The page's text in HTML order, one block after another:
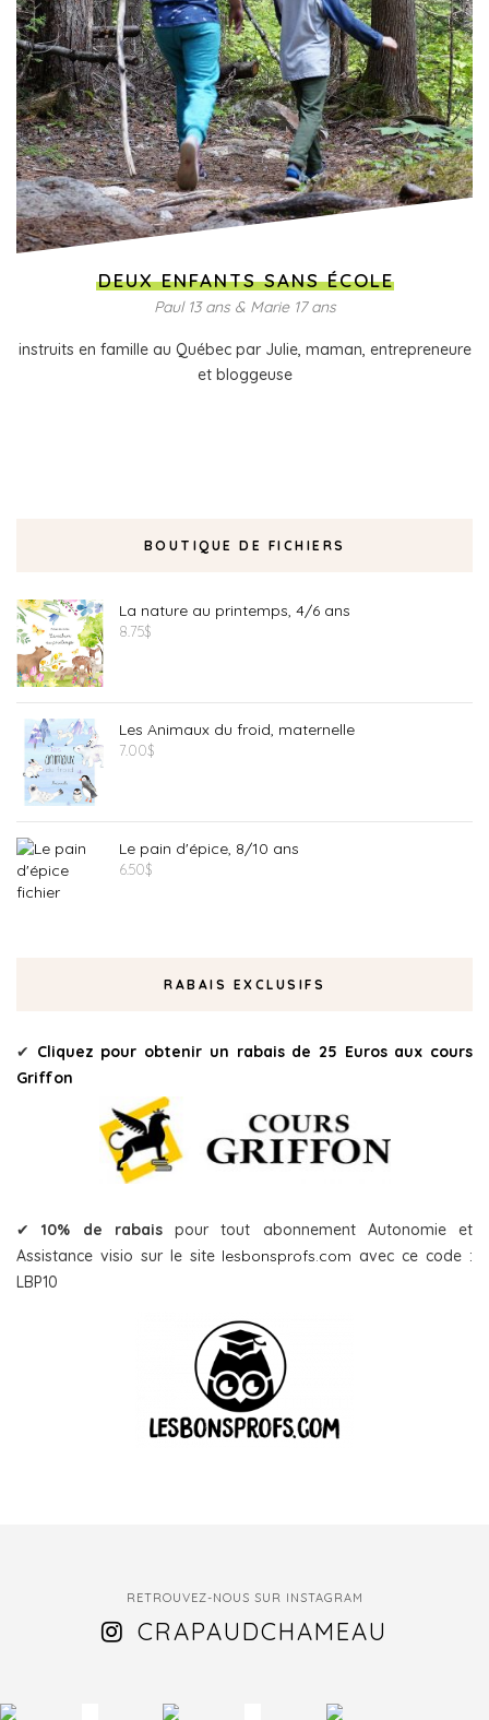
DEUX ENFANTS SANS ÉCOLE
Paul 13 ans & Marie 17 ans
instruits en famille au Québec par Julie, maman, entrepreneure
et bloggeuse
BOUTIQUE DE FICHIERS
La nature au printemps, 4/6 ans
8.75$
Les Animaux du froid, maternelle
7.00$
Le pain d'épice, 8/10 ans
6.50$
RABAIS EXCLUSIFS
✔ Cliquez pour obtenir un rabais de 25 Euros aux cours
Griffon
✔10% de rabaispour tout abonnement Autonomie et
Assistance visio sur le site lesbonsprofs.com avec ce code :
LBP10
RETROUVEZ-NOUS SUR INSTAGRAM
CRAPAUDCHAMEAU